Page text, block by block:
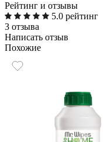
Рейтинг и отзывы
5.0 рейтинг
3 отзыва
Написать отзыв
Похожие